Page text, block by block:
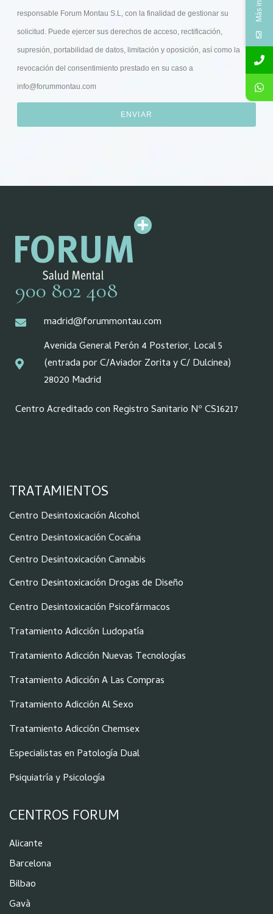
responsable Forum Montau S.L, con la finalidad de gestionar su
solicitud. Puede ejercer sus derechos de acceso, rectificación,
supresión, portabilidad de datos, limitación y oposición, así como la
revocación del consentimiento prestado en su caso a
info@forummontau.com
ENVIAR
900 802 408
madrid@forummontau.com
Avenida General Perón 4 Posterior, Local 5
(entrada por C/Aviador Zorita y C/ Dulcinea)
28020 Madrid
Centro Acreditado con Registro Sanitario Nº CS16217
TRATAMIENTOS
Centro Desintoxicación Alcohol
Centro Desintoxicación Cocaína
Centro Desintoxicación Cannabis
Centro Desintoxicación Drogas de Diseño
Centro Desintoxicación Psicofármacos
Tratamiento Adicción Ludopatía
Tratamiento Adicción Nuevas Tecnologías
Tratamiento Adicción A Las Compras
Tratamiento Adicción Al Sexo
Tratamiento Adicción Chemsex
Especialistas en Patología Dual
Psiquiatría y Psicología
CENTROS FORUM
Alicante
Barcelona
Bilbao
Gavà